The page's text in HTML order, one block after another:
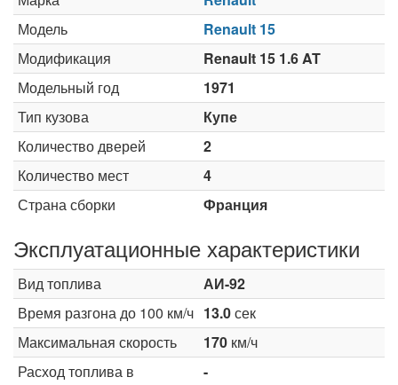
Модель
Renault 15
Модификация
Renault 15 1.6 AT
Модельный год
1971
Тип кузова
Купе
Количество дверей
2
Количество мест
4
Страна сборки
Франция
Эксплуатационные характеристики
Вид топлива
АИ-92
Время разгона до 100 км/ч 13.0сек
Максимальная скорость
170 км/ч
Расход топлива в
-